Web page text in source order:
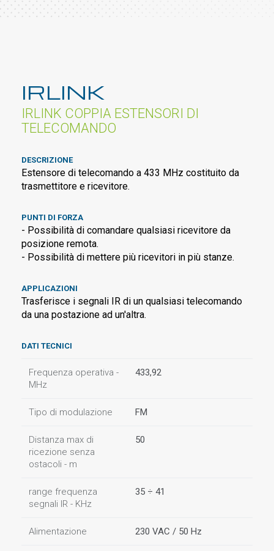
IRLINK
IRLINK COPPIA ESTENSORI DI
TELECOMANDO
DESCRIZIONE
Estensore di telecomando a 433 MHz costituito da
trasmettitore e ricevitore.
PUNTI DI FORZA
- Possibilità di comandare qualsiasi ricevitore da
posizione remota.
- Possibilità di mettere più ricevitori in più stanze.
APPLICAZIONI
Trasferisce i segnali IR di un qualsiasi telecomando
da una postazione ad un'altra.
DATI TECNICI
Frequenza operativa -
MHz
433,92
Tipo di modulazione FM
Distanza max di
ricezione senza
ostacoli - m
50
range frequenza
segnali IR - KHz
35 ÷ 41
Alimentazione 230 VAC / 50 Hz